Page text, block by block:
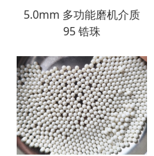
5.0mm 多功能磨机介质
95 锆珠